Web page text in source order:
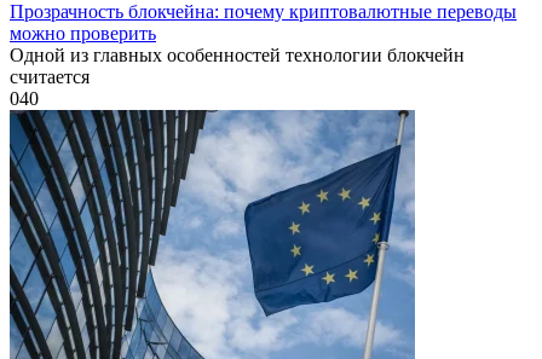
Прозрачность блокчейна: почему криптовалютные переводы
можно проверить
Одной из главных особенностей технологии блокчейн
считается
040